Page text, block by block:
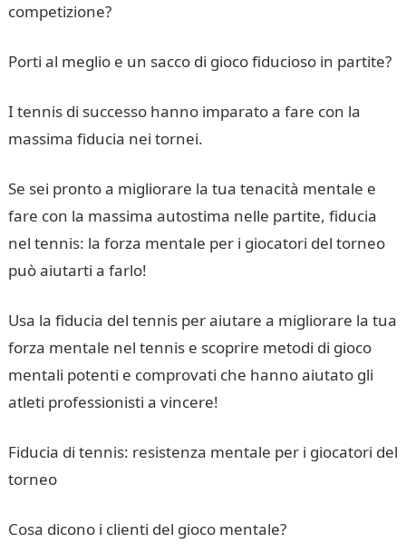
competizione?
Porti al meglio e un sacco di gioco fiducioso in partite?
I tennis di successo hanno imparato a fare con la
massima fiducia nei tornei.
Se sei pronto a migliorare la tua tenacità mentale e
fare con la massima autostima nelle partite, fiducia
nel tennis: la forza mentale per i giocatori del torneo
può aiutarti a farlo!
Usa la fiducia del tennis per aiutare a migliorare la tua
forza mentale nel tennis e scoprire metodi di gioco
mentali potenti e comprovati che hanno aiutato gli
atleti professionisti a vincere!
Fiducia di tennis: resistenza mentale per i giocatori del
torneo
Cosa dicono i clienti del gioco mentale?